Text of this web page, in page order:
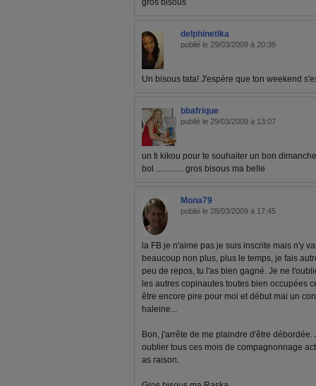
gros bisous
delphinetika
publié le 29/03/2009 à 20:39
Un bisous tata! J'espère que ton weekend
bbafrique
publié le 29/03/2009 à 13:07
un ti kikou pour te souhaiter un bon
bol ............. gros bisous ma belle
Mona79
publié le 28/03/2009 à 17:45
la FB je n'aime pas je suis inscrite mais n'y
beaucoup non plus, plus le temps, je fais
peu de repos, tu l'as bien gagné. Je ne
les autres copinautes toutes bien occupées
être encore pire pour moi et début mai un
haleine...
Bon, j'arrête de me plaindre d'être
oublier tous ces mois de compagnonnage
as raison.